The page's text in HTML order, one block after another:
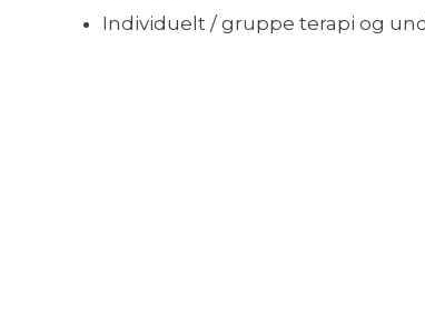
Individuelt / gruppe terapi og